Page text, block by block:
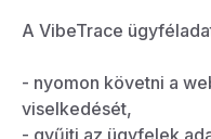
A VibeTrace
- nyomon követni a
viselkedését,
- gyűjti az ügyfelek